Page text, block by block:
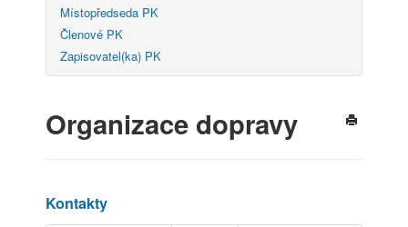
Místopředseda PK
Členové PK
Zapisovatel(ka) PK
Organizace dopravy
Kontakty